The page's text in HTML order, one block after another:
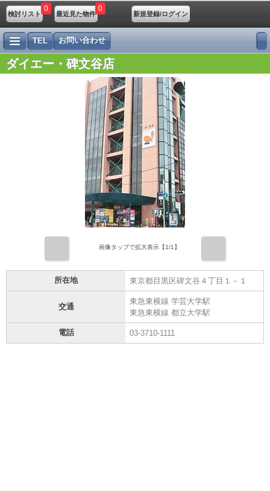
検討リスト
0
最近見た物件
0
新規登録/ログイン
TEL お問い合わせ
ダイエー・碑文谷店
画像タップで拡大表示【1/1】
所在地 東京都目黒区碑文谷４丁目１－１
交通
東急東横線 学芸大学駅
東急東横線 都立大学駅
電話 03-3710-1111